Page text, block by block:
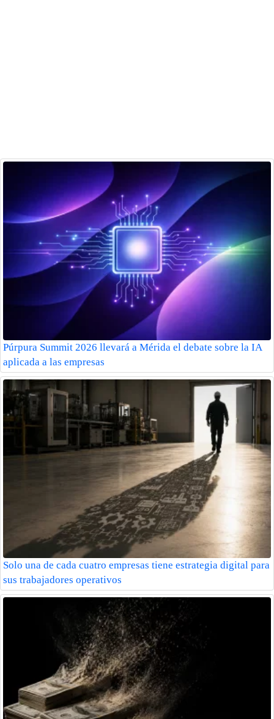
Púrpura Summit 2026 llevará a Mérida el debate sobre la IA
aplicada a las empresas
Solo una de cada cuatro empresas tiene estrategia digital para
sus trabajadores operativos